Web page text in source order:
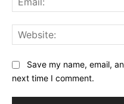
Save my name, email,
next time I comment.